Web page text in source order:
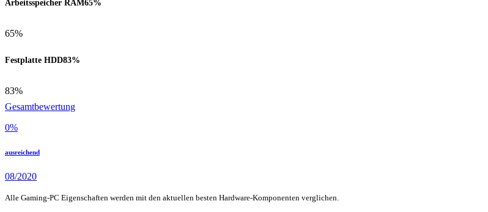
Arbeitsspeicher RAM65%
65%
Festplatte HDD83%
83%
Gesamtbewertung
0%
ausreichend
08/2020
Alle Gaming-PC Eigenschaften werden mit den aktuellen besten Hardware-Komponenten verglichen.